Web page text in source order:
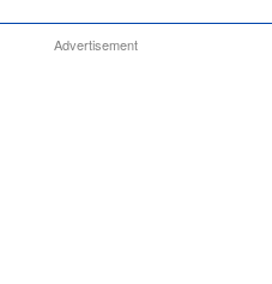
Advertisement